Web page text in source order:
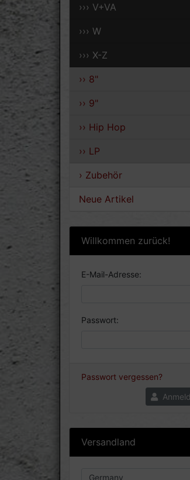
››› V+VA
››› W
››› X-Z
›› 8"
›› 9"
›› Hip Hop
›› LP
› Zubehör
Neue Artikel
Willkommen zurück!
E-Mail-Adresse:
Passwort:
Passwort vergessen?
Versandland